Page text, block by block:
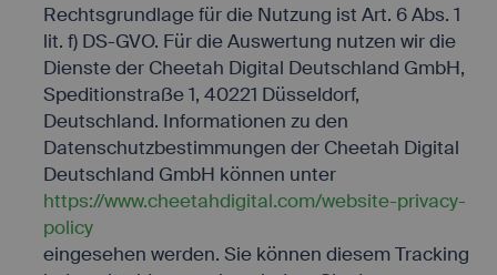
Rechtsgrundlage für die Nutzung ist Art. 6 Abs. 1
lit. f) DS-GVO. Für die Auswertung nutzen wir die
Dienste der Cheetah Digital Deutschland GmbH,
Speditionstraße 1, 40221 Düsseldorf,
Deutschland. Informationen zu den
Datenschutzbestimmungen der Cheetah Digital
Deutschland GmbH können unter
https://www.cheetahdigital.com/website-privacy-
policy
eingesehen werden. Sie können diesem Tracking